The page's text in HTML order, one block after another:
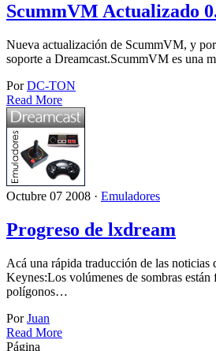
ScummVM Actualizado
Nueva actualización de ScummVM, y
soporte a Dreamcast.ScummVM es una
PorDC-TON
Read More
Octubre 07 2008 · Emuladores
Progreso de lxdream
Acá una rápida traducción de las noticias
Keynes:Los volúmenes de sombras están
polígonos…
PorJuan
Read More
Página